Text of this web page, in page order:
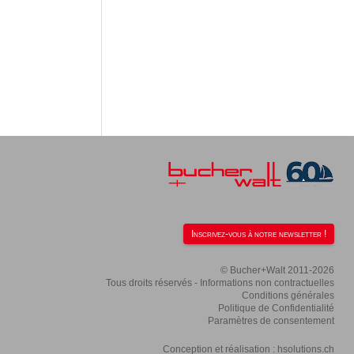
Inscrivez-vous à notre newsletter !
© Bucher+Walt 2011-2026
Tous droits réservés - Informations non contractuelles
Conditions générales
Politique de Confidentialité
Paramètres de consentement
Conception et réalisation : hsolutions.ch